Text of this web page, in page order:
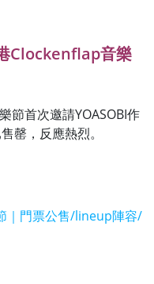
Clockenflap音樂
節首次邀請YOASOBI作
罄，反應熱烈。
｜門票公售/lineup陣容/